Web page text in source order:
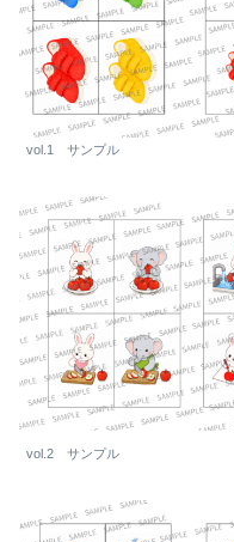
vol.1 サンプル
vol.2 サンプル